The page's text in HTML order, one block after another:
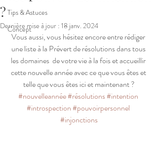
Tips & Astuces
Concept
?
Dernière mise à jour : 18 janv. 2024
Vous aussi, vous hésitez encore entre rédiger
une liste à la Prévert de résolutions dans tous
les domaines  de votre vie à la fois et accueillir
cette nouvelle année avec ce que vous êtes et
telle que vous êtes ici et maintenant ?
#nouvelleannée#résolutions#intention
#introspection#pouvoirpersonnel
#injonctions